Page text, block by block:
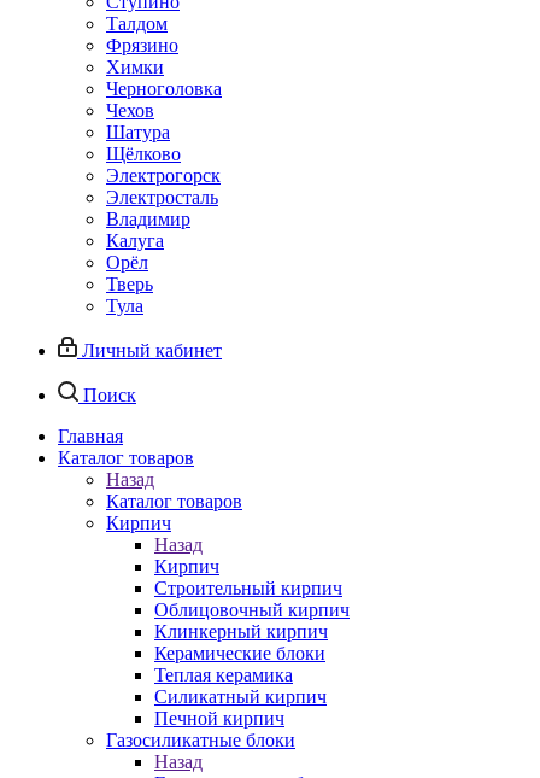
Талдом
Фрязино
Химки
Черноголовка
Чехов
Шатура
Щёлково
Электрогорск
Электросталь
Владимир
Калуга
Орёл
Тверь
Тула
Личный кабинет
Поиск
Главная
Каталог товаров
Назад
Каталог товаров
Кирпич
Назад
Кирпич
Строительный кирпич
Облицовочный кирпич
Клинкерный кирпич
Керамические блоки
Теплая керамика
Силикатный кирпич
Печной кирпич
Газосиликатные блоки
Назад